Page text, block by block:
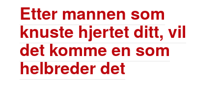
Etter mannen som
knuste hjertet ditt, vil
det komme en som
helbreder det